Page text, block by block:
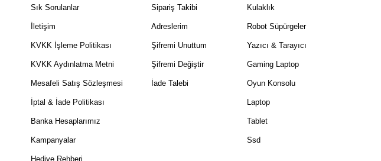
Sık Sorulanlar
İletişim
KVKK İşleme Politikası
KVKK Aydınlatma Metni
Mesafeli Satış Sözleşmesi
İptal & İade Politikası
Banka Hesaplarımız
Kampanyalar
Hediye Rehberi
Sipariş Takibi
Adreslerim
Şifremi Unuttum
Şifremi Değiştir
İade Talebi
Kulaklık
Robot Süpürgeler
Yazıcı & Tarayıcı
Gaming Laptop
Oyun Konsolu
Laptop
Tablet
Ssd